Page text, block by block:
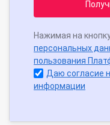
Нажимая на
персональных
пользования
Даю согласие
информации